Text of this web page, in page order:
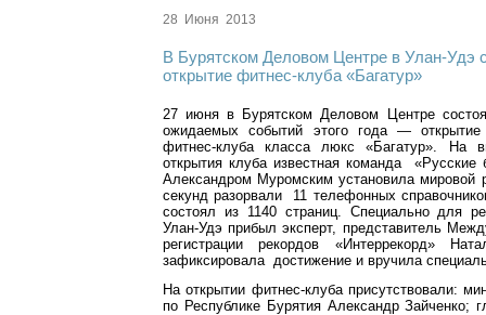
28 Июня 2013
В Бурятском Деловом Центре в Улан-Удэ
открытие фитнес-клуба «Багатур»
27 июня в Бурятском Деловом Центре
ожидаемых событий этого года —
фитнес-клуба класса люкс «Багатур». На
открытия клуба известная команда «Русские
Александром Муромским установила мировой
секунд разорвали 11 телефонных
состоял из 1140 страниц. Специально для
Улан-Удэ прибыл эксперт, представитель
регистрации рекордов «Интеррекорд»
зафиксировала достижение и вручила
На открытии фитнес-клуба присутствовали:
по Республике Бурятия Александр Зайченко;